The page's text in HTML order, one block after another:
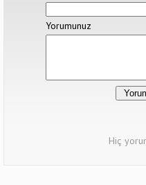
Yorumunuz
Hiç